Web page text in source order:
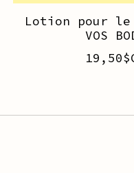
Lotion pour le
VOS